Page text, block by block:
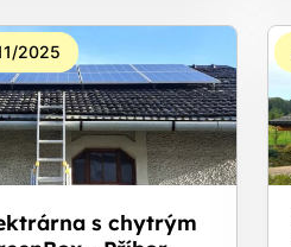
2025
s chytrým